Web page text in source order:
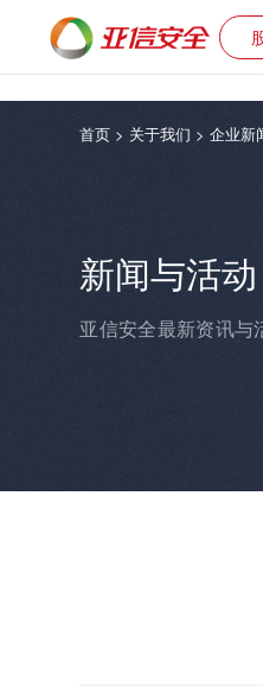
首页 > 关于我们 >企业新
新闻与活动
亚信安全最新资讯与